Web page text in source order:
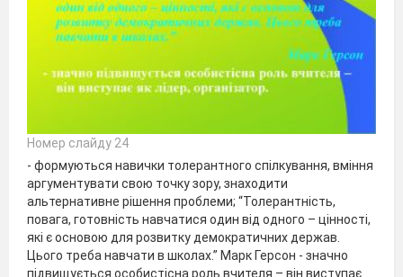
Номер слайду 24
- формуються навички толерантного спілкування, вміння
аргументувати свою точку зору, знаходити
альтернативне рішення проблеми; “Толерантність,
повага, готовність навчатися один від одного – цінності,
які є основою для розвитку демократичних держав.
Цього треба навчати в школах.” Марк Герсон - значно
підвищується особистісна роль вчителя – він виступає